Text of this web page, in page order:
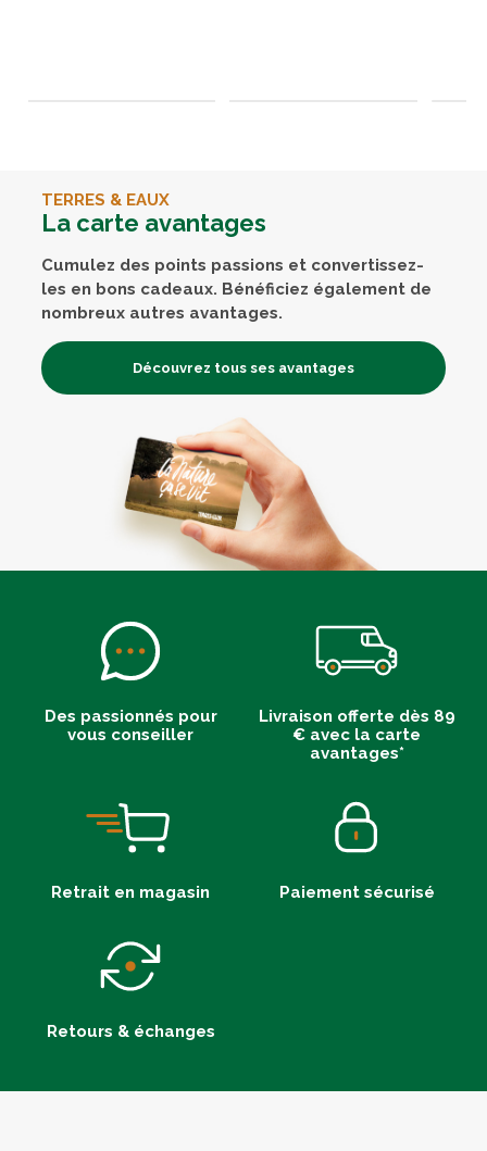
TERRES & EAUX
La carte avantages
Cumulez des points passions et convertissez-
les en bons cadeaux. Bénéficiez également de
nombreux autres avantages.
Découvrez tous ses avantages
Des passionnés pour
vous conseiller
Livraison offerte dès 89
€ avec la carte
avantages*
Retrait en magasin Paiement sécurisé
Retours & échanges